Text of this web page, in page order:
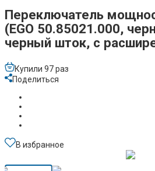
Переключатель
(EGO 50.85021.000,
черный шток, с
Купили 97 раз
Поделиться
В избранное